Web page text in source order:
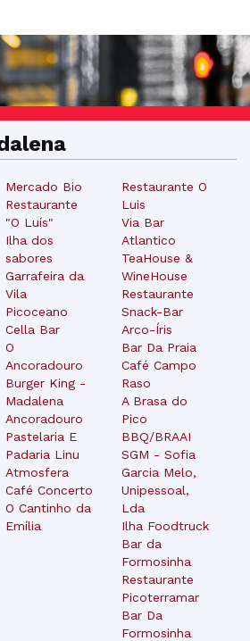
Mercado Bio
Restaurante
"O Luís"
Ilha dos
sabores
Garrafeira da
Vila
Picoceano
Cella Bar
O
Ancoradouro
Burger King -
Madalena
Ancoradouro
Pastelaria E
Padaria Linu
Atmosfera
Café Concerto
O Cantinho da
Emília
Restaurante O
Luis
Via Bar
Atlantico
TeaHouse &
WineHouse
Restaurante
Snack-Bar
Arco-Íris
Bar Da Praia
Café Campo
Raso
A Brasa do
Pico
BBQ/BRAAI
SGM - Sofia
Garcia Melo,
Unipessoal,
Lda
Ilha Foodtruck
Bar da
Formosinha
Restaurante
Picoterramar
Bar Da
Formosinha